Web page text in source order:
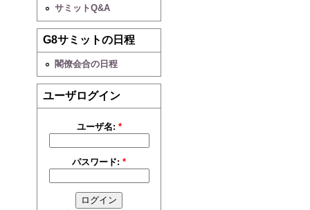
サミットQ&A
G8サミットの日程
閣僚会合の日程
ユーザログイン
ユーザ名: *
パスワード:*